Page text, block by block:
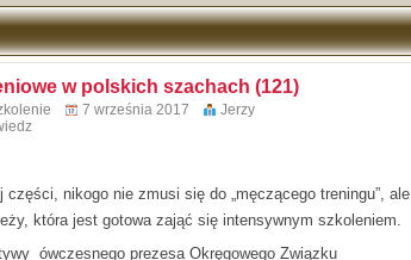
w polskich szachach (121)
7 września 2017
Jerzy
części, nikogo nie zmusi się do „męczącego treningu”, ale
która jest gotowa zająć się intensywnym szkoleniem.
ówczesnego prezesa Okręgowego Związku